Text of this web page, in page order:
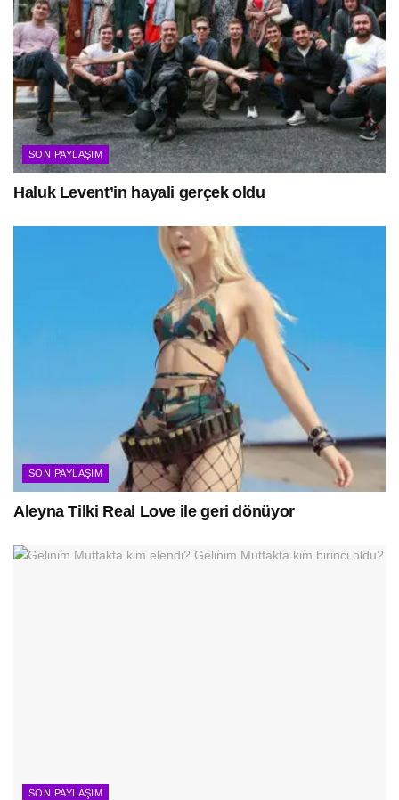
SON PAYLAŞIM
Haluk Levent’in hayali gerçek oldu
SON PAYLAŞIM
Aleyna Tilki Real Love ile geri dönüyor
SON PAYLAŞIM